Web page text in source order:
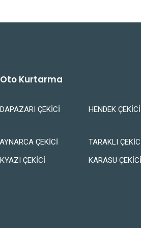
Kurtarma
ÇEKİCİ HENDEK ÇEKİCİ
ÇEKİCİ
TARAKLI
ÇEKİCİ
KARASU ÇEKİCİ